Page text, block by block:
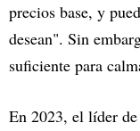
precios base, y
desean". Sin
suficiente para
En 2023, el líder de